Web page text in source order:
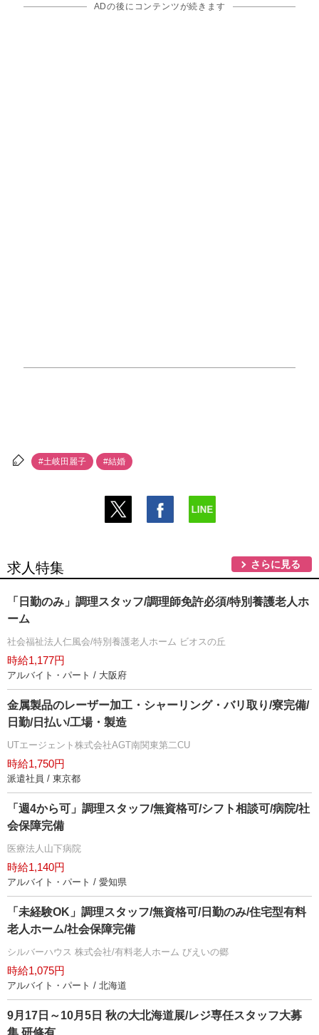
ADの後にコンテンツが続きます
#土岐田麗子 #結婚
求人特集 さらに見る
「日勤のみ」調理スタッフ/調理師免許必須/特別養護老人ホ
ーム
社会福祉法人仁風会/特別養護老人ホーム ビオスの丘
時給1,177円
アルバイト・パート / 大阪府
金属製品のレーザー加工・シャーリング・バリ取り/寮完備/
日勤/日払い/工場・製造
UTエージェント株式会社AGT南関東第二CU
時給1,750円
派遣社員 / 東京都
「週4から可」調理スタッフ/無資格可/シフト相談可/病院/社
会保障完備
医療法人山下病院
時給1,140円
アルバイト・パート / 愛知県
「未経験OK」調理スタッフ/無資格可/日勤のみ/住宅型有料
老人ホーム/社会保障完備
シルバーハウス 株式会社/有料老人ホーム びえいの郷
時給1,075円
アルバイト・パート / 北海道
9月17日～10月5日 秋の大北海道展/レジ専任スタッフ大募
集 研修有